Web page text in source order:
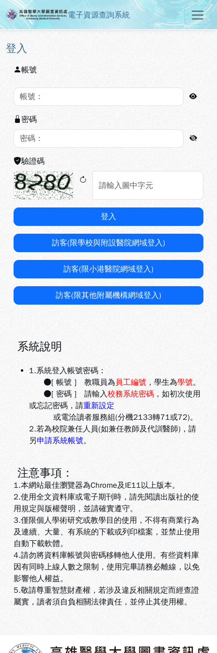
跳到主要內容
:::
高雄醫學大學圖書資訊處電子資
電子資源查詢系統
:::
登入
帳號
密碼
驗證碼
登入
訪客(限學校與附設醫院網域登入)
訪客(限小港醫院網域登入)
訪客(限其他附屬機構網域登入)
系統說明
1.系統登入帳號密碼：
●[ 帳號 ] 教職員為 員工編號 ，學生為學號。
●[ 密碼 ] 請輸入校務系統密碼 ，如初次使用
或忘記密碼，請重新設定
或電洽讀者服務組(分機2133轉71或72)。
2.若為校院兼任人員(如兼任教師及代訓醫師)，請
另申請系統帳號。
注意事項：
1.本網站最佳瀏覽器為Chrome及IE11以上版本。
2.使用全文資料庫或電子期刊時，請先閱讀出版社的使
用規定與版權聲明，並請確實遵守。
3.僅限個人學術研究或教學目的使用，不得有商業行為
及連續、大量、有系統的下載或列印檔案，並禁止使用
自動下載軟體。
4.請勿將資料庫帳號與密碼移轉他人使用。有些資料庫
因有同時上線人數之限制，使用完畢請務必離線，以免
影響他人權益。
5.敬請尊重智慧財產權，若涉及違反相關規定而經查證
屬實，讀者須自負相關法律責任，並停止其使用權。